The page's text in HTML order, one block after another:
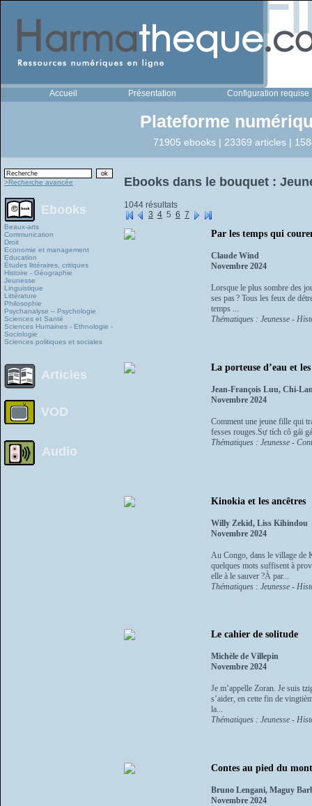
Accueil Présentation Configuration requise
Plateforme
71905 ebooks | 23369 articles |
>Recherche avancée
Ebooks
Beaux-arts
Communication
Droit
Economie et management
Education
Études littéraires, critiques
Histoire - Géographie
Jeunesse
Linguistique
Littérature
Philosophie
Psychanalyse – Psychologie
Sciences et Santé
Sciences Humaines - Ethnologie -
Sociologie
Sciences politiques et sociales
Articles
VOD
Audio
Ebooks dans le bouquet :
1044 résultats
3 4 5 6 7
Par les temps qui
Claude Wind
Novembre 2024
Lorsque le plus sombre des
ses pas ? Tous les feux de
temps ...
Thématiques : Jeunesse -
La porteuse d’eau et
Jean-François Luu, Chi-
Novembre 2024
Comment une jeune fille qui
fesses rouges.Sự tích cô gái
Thématiques : Jeunesse -
Kinokia et les ancêtres
Willy Zekid, Liss Kihindou
Novembre 2024
Au Congo, dans le village de
quelques mots suffisent à
elle à le sauver ?À par...
Thématiques : Jeunesse -
Le cahier de solitude
Michèle de Villepin
Novembre 2024
Je m’appelle Zoran. Je suis
s’aider, en cette fin de
la...
Thématiques : Jeunesse -
Contes au pied du
Bruno Lengani, Maguy
Novembre 2024